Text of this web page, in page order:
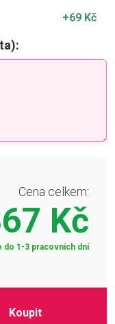
+69 Kč
Cena celkem:
Kč
do 1-3 pracovních dní
Koupit